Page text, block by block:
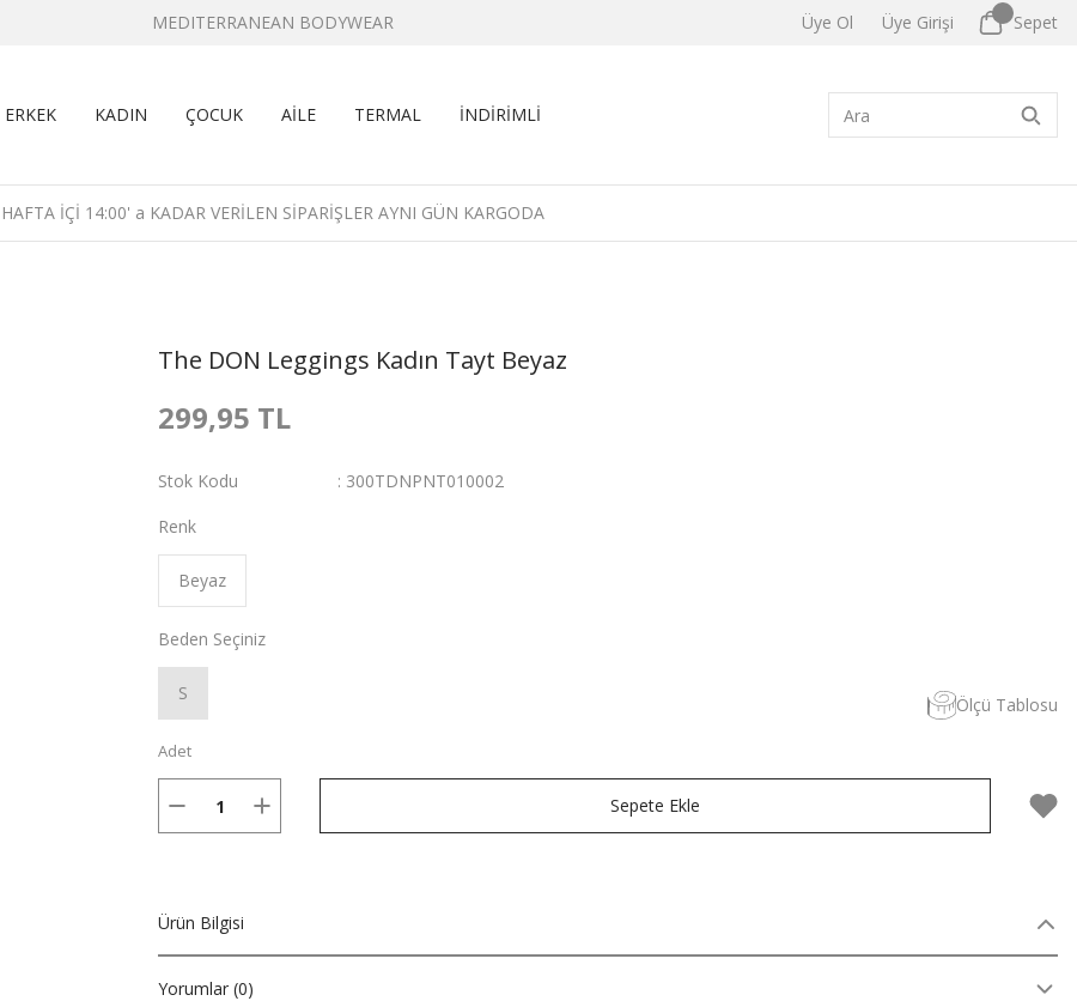
MEDITERRANEAN BODYWEAR Üye Ol Üye Girişi Sepet
ERKEK KADIN ÇOCUK AİLE TERMAL İNDİRİMLİ
HAFTA İÇİ 14:00' a KADAR VERİLEN SİPARİŞLER AYNI GÜN KARGODA
The DON Leggings Kadın Tayt Beyaz
299,95 TL
Stok Kodu
300TDNPNT010002
Renk
Beyaz
Beden Seçiniz
S
Ölçü Tablosu
Adet
Sepete Ekle
Ürün Bilgisi
Yorumlar (0)